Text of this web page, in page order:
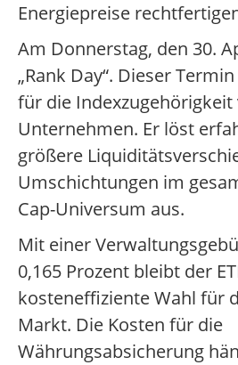
Energiepreise
Am Donnerstag, den 30.
„Rank Day“. Dieser
für die Indexzugehörigkeit
Unternehmen. Er löst
größere
Umschichtungen im
Cap-Universum aus.
Mit einer
0,165 Prozent bleibt der
kosteneffiziente Wahl für
Markt. Die Kosten für die
Währungsabsicherung